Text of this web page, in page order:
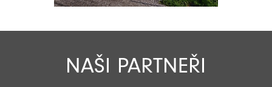
NAŠI PARTNEŘI